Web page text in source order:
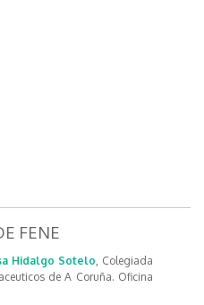
FENE
Hidalgo Sotelo, Colegiada
de A Coruña. Oficina